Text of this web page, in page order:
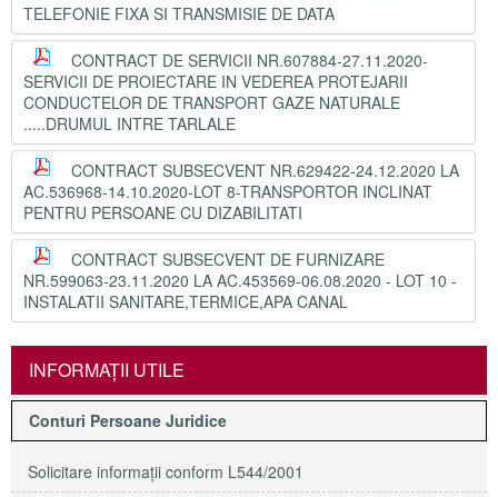
TELEFONIE FIXA SI TRANSMISIE DE DATA
CONTRACT DE SERVICII NR.607884-27.11.2020-
SERVICII DE PROIECTARE IN VEDEREA PROTEJARII
CONDUCTELOR DE TRANSPORT GAZE NATURALE
.....DRUMUL INTRE TARLALE
CONTRACT SUBSECVENT NR.629422-24.12.2020 LA
AC.536968-14.10.2020-LOT 8-TRANSPORTOR INCLINAT
PENTRU PERSOANE CU DIZABILITATI
CONTRACT SUBSECVENT DE FURNIZARE
NR.599063-23.11.2020 LA AC.453569-06.08.2020 - LOT 10 -
INSTALATII SANITARE,TERMICE,APA CANAL
INFORMAŢII UTILE
Conturi Persoane Juridice
Solicitare informaţii conform L544/2001